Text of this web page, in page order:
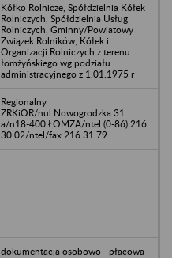
Kółko Rolnicze, Spółdzielnia Kółek
Rolniczych, Spółdzielnia Usług
Rolniczych, Gminny/Powiatowy
Związek Rolników, Kółek i
Organizacji Rolniczych z terenu
łomżyńskiego wg podziału
administracyjnego z 1.01.1975 r
Regionalny
ZRKiOR/nul.Nowogrodzka 31
a/n18-400 ŁOMŻA/ntel.(0-86) 216
30 02/ntel/fax 216 31 79
dokumentacja osobowo - płacowa